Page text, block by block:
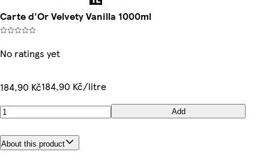
Carte d'Or Velvety Vanilla 1000ml
No ratings yet
184,90 Kč184,90 Kč/litre
Add
About this product